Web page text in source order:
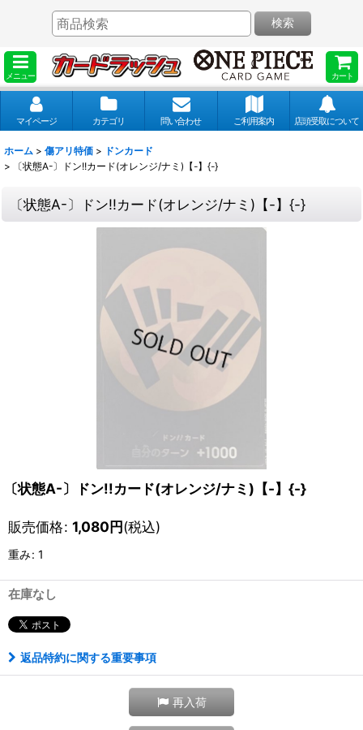
メニュー カート
検索
マイページ カテゴリ 問い合わせ ご利用案内 店頭受取について
ホーム > 傷アリ特価 > ドンカード
>
〔状態A-〕ドン!!カード(オレンジ/ナミ)【-】{-}
〔状態A-〕ドン!!カード(オレンジ/ナミ)【-】{-}
〔状態A-〕ドン!!カード(オレンジ/ナミ)【-】{-}
販売価格: 1,080円(税込)
重み: 1
在庫なし
返品特約に関する重要事項
再入荷